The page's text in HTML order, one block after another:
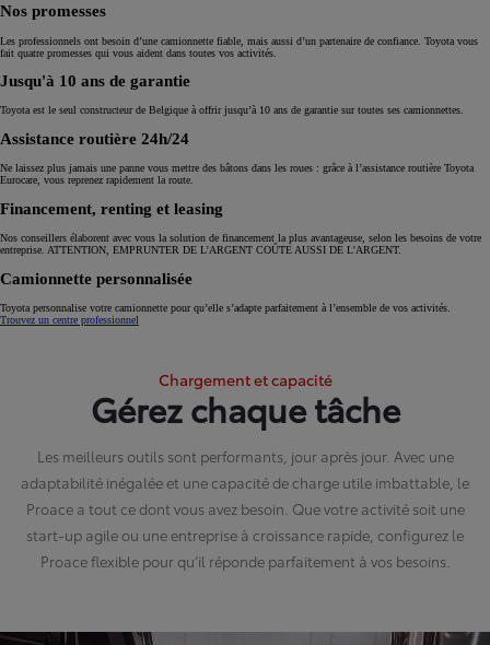
Nos promesses
Les professionnels ont besoin d’une camionnette fiable, mais aussi d’un partenaire de confiance. Toyota vous
fait quatre promesses qui vous aident dans toutes vos activités.
Jusqu'à 10 ans de garantie
Toyota est le seul constructeur de Belgique à offrir jusqu’à 10 ans de garantie sur toutes ses camionnettes.
Assistance routière 24h/24
Ne laissez plus jamais une panne vous mettre des bâtons dans les roues : grâce à l’assistance routière Toyota
Eurocare, vous reprenez rapidement la route.
Financement, renting et leasing
Nos conseillers élaborent avec vous la solution de financement la plus avantageuse, selon les besoins de votre
entreprise. ATTENTION, EMPRUNTER DE L'ARGENT COÛTE AUSSI DE L'ARGENT.
Camionnette personnalisée
Toyota personnalise votre camionnette pour qu’elle s’adapte parfaitement à l’ensemble de vos activités.
Trouvez un centre professionnel
Chargement et capacité
Gérez chaque tâche
Les meilleurs outils sont performants, jour après jour. Avec une
adaptabilité inégalée et une capacité de charge utile imbattable, le
Proace a tout ce dont vous avez besoin. Que votre activité soit une
start-up agile ou une entreprise à croissance rapide, configurez le
Proace flexible pour qu’il réponde parfaitement à vos besoins.